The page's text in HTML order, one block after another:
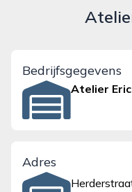
Bedrijfsgegevens
Atelier
Adres